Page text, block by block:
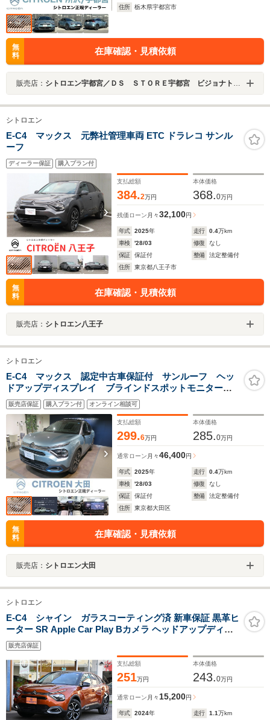
住所 栃木県宇都宮市
無
料
在庫確認・見積依頼
販売店： シトロエン宇都宮／ＤＳ ＳＴＯＲＥ宇都宮 ビジョナトレーディング（株） ビジョナグループ
シトロエン
E-C4 マックス 元弊社管理車両 ETC ドラレコ サンル
ーフ
ディーラー保証 購入プラン付
支払総額
384.2万円
本体価格
368.0万円
残価ローン 月々32,100円
年式 2025年 走行 0.4万km
車検
'28/03 修復
なし
保証
保証付 整備
法定整備付
住所
東京都八王子市
無
料
在庫確認・見積依頼
販売店： シトロエン八王子
シトロエン
E-C4 マックス 認定中古車保証付 サンルーフ ヘッ
ドアップディスプレイ ブラインドスポットモニター
SDナビ バックカメラ アダクティブクルーズコントロ
ール スマートキー パワーシート ETC パワーシー
販売店保証 購入プラン付 オンライン相談可
支払総額
299.6万円
本体価格
285.0万円
通常ローン 月々46,400円
年式 2025年 走行 0.4万km
車検
'28/03 修復
なし
保証
保証付 整備
法定整備付
住所
東京都大田区
無
料
在庫確認・見積依頼
販売店： シトロエン大田
シトロエン
E-C4 シャイン ガラスコーティング済 新車保証 黒革ヒ
ーター SR Apple Car Play Bカメラ ヘッドアップディス
プレイ ドラレコ前後 LED プログレッシブハイドロサスペ
ンション アクティブクルコン レーンアシスト インテリハ
イビーム
販売店保証
支払総額
251万円
本体価格
243.0万円
通常ローン 月々15,200円
年式 2024年 走行 1.1万km